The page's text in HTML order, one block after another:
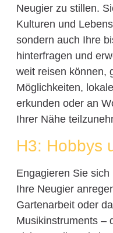
Neugier zu stillen.
Kulturen und
sondern auch Ihre
hinterfragen und
weit reisen können,
Möglichkeiten,
erkunden oder an
Ihrer Nähe
H3: Hobbys
Engagieren Sie
Ihre Neugier
Gartenarbeit oder
Musikinstruments –